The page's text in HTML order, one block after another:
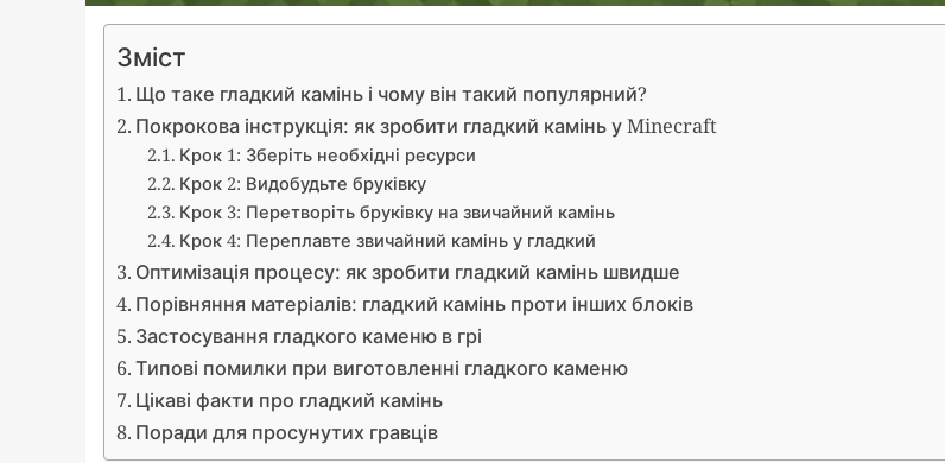
Зміст
Що таке гладкий камінь і чому він такий популярний?
Покрокова інструкція: як зробити гладкий камінь у Minecraft
Крок 1: Зберіть необхідні ресурси
Крок 2: Видобудьте бруківку
Крок 3: Перетворіть бруківку на звичайний камінь
Крок 4: Переплавте звичайний камінь у гладкий
Оптимізація процесу: як зробити гладкий камінь швидше
Порівняння матеріалів: гладкий камінь проти інших блоків
Застосування гладкого каменю в грі
Типові помилки при виготовленні гладкого каменю
Цікаві факти про гладкий камінь
Поради для просунутих гравців